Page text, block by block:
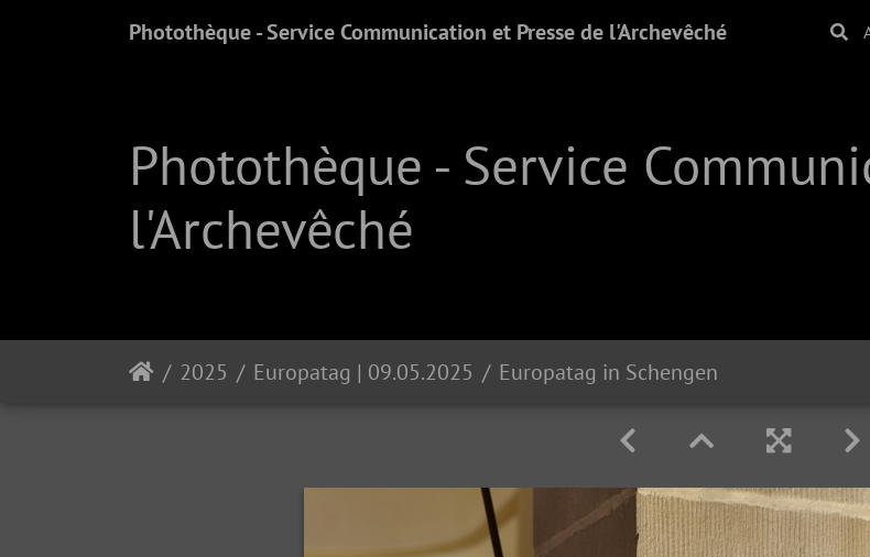
Photothèque - Service Communication et Presse de l'Archevêché
Photothèque - Service
l'Archevêché
2025 Europatag | 09.05.2025 Europatag in Schengen